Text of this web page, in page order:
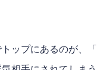
ップにあるのが、